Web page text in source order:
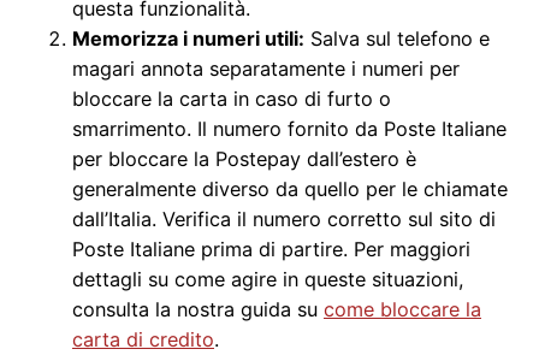
questa funzionalità.
Memorizza i numeri utili: Salva sul telefono e
magari annota separatamente i numeri per
bloccare la carta in caso di furto o
smarrimento. Il numero fornito da Poste Italiane
per bloccare la Postepay dall’estero è
generalmente diverso da quello per le chiamate
dall’Italia. Verifica il numero corretto sul sito di
Poste Italiane prima di partire. Per maggiori
dettagli su come agire in queste situazioni,
consulta la nostra guida su come bloccare la
carta di credito.